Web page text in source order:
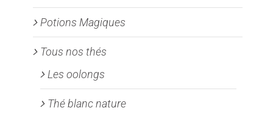
Potions Magiques
Tous nos thés
Les oolongs
Thé blanc nature